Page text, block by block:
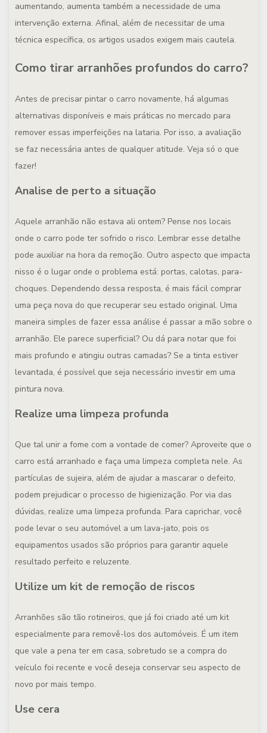
aumentando, aumenta também a necessidade de uma
intervenção externa. Afinal, além de necessitar de uma
técnica específica, os artigos usados exigem mais cautela.
Como tirar arranhões profundos do carro?
Antes de precisar pintar o carro novamente, há algumas
alternativas disponíveis e mais práticas no mercado para
remover essas imperfeições na lataria. Por isso, a avaliação
se faz necessária antes de qualquer atitude. Veja só o que
fazer!
Analise de perto a situação
Aquele arranhão não estava ali ontem? Pense nos locais
onde o carro pode ter sofrido o risco. Lembrar esse detalhe
pode auxiliar na hora da remoção. Outro aspecto que impacta
nisso é o lugar onde o problema está: portas, calotas, para-
choques. Dependendo dessa resposta, é mais fácil comprar
uma peça nova do que recuperar seu estado original. Uma
maneira simples de fazer essa análise é passar a mão sobre o
arranhão. Ele parece superficial? Ou dá para notar que foi
mais profundo e atingiu outras camadas? Se a tinta estiver
levantada, é possível que seja necessário investir em uma
pintura nova.
Realize uma limpeza profunda
Que tal unir a fome com a vontade de comer? Aproveite que o
carro está arranhado e faça uma limpeza completa nele. As
partículas de sujeira, além de ajudar a mascarar o defeito,
podem prejudicar o processo de higienização. Por via das
dúvidas, realize uma limpeza profunda. Para caprichar, você
pode levar o seu automóvel a um lava-jato, pois os
equipamentos usados são próprios para garantir aquele
resultado perfeito e reluzente.
Utilize um kit de remoção de riscos
Arranhões são tão rotineiros, que já foi criado até um kit
especialmente para removê-los dos automóveis. É um item
que vale a pena ter em casa, sobretudo se a compra do
veículo foi recente e você deseja conservar seu aspecto de
novo por mais tempo.
Use cera